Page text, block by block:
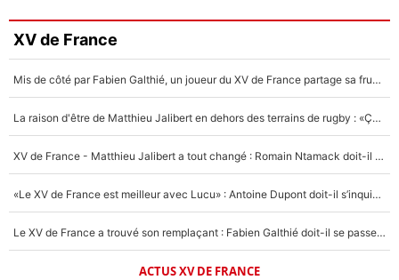
XV de France
Mis de côté par Fabien Galthié, un joueur du XV de France partage sa frustration : «ils ne me l’ont pas dit tout de suite»
La raison d'être de Matthieu Jalibert en dehors des terrains de rugby : «Ça m'atteint autant que si tu touches à un membre de ma famille»
XV de France - Matthieu Jalibert a tout changé : Romain Ntamack doit-il s’inquiéter pour sa place à un an de la Coupe du monde ?
«Le XV de France est meilleur avec Lucu» : Antoine Dupont doit-il s’inquiéter pour sa place ?
Le XV de France a trouvé son remplaçant : Fabien Galthié doit-il se passer d'Antoine Dupont ?
ACTUS XV DE FRANCE